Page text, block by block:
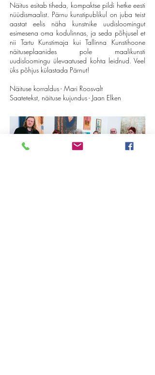
Näitus esitab tiheda, kompaktse pildi hetke eesti
nüüdismaalist. Pärnu kunstipublikul on juba teist
aastat eelis näha kunstnike uudisloomingut
esimesena oma kodulinnas, ja seda põhjusel et
nii Tartu Kunstimaja kui Tallinna Kunstihoone
näituseplaanides pole maalikunsti
uudisloomingu ülevaatused kohta leidnud. Veel
üks põhjus külastada Pärnut!
Näituse korraldus - Mari Roosvalt
Saatetekst, näituse kujundus - Jaan Elken